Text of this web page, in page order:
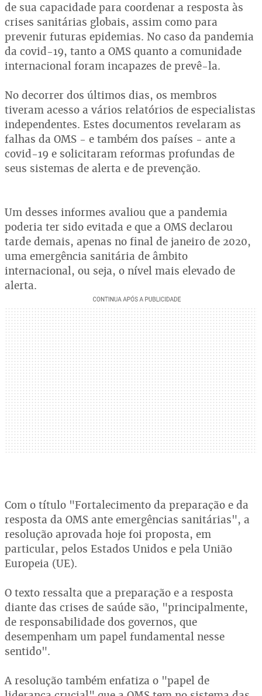
de sua capacidade para coordenar a resposta às
crises sanitárias globais, assim como para
prevenir futuras epidemias. No caso da pandemia
da covid-19, tanto a OMS quanto a comunidade
internacional foram incapazes de prevê-la.
No decorrer dos últimos dias, os membros
tiveram acesso a vários relatórios de especialistas
independentes. Estes documentos revelaram as
falhas da OMS - e também dos países - ante a
covid-19 e solicitaram reformas profundas de
seus sistemas de alerta e de prevenção.
Um desses informes avaliou que a pandemia
poderia ter sido evitada e que a OMS declarou
tarde demais, apenas no final de janeiro de 2020,
uma emergência sanitária de âmbito
internacional, ou seja, o nível mais elevado de
alerta.
Com o título "Fortalecimento da preparação e da
resposta da OMS ante emergências sanitárias", a
resolução aprovada hoje foi proposta, em
particular, pelos Estados Unidos e pela União
Europeia (UE).
O texto ressalta que a preparação e a resposta
diante das crises de saúde são, "principalmente,
de responsabilidade dos governos, que
desempenham um papel fundamental nesse
sentido".
A resolução também enfatiza o "papel de